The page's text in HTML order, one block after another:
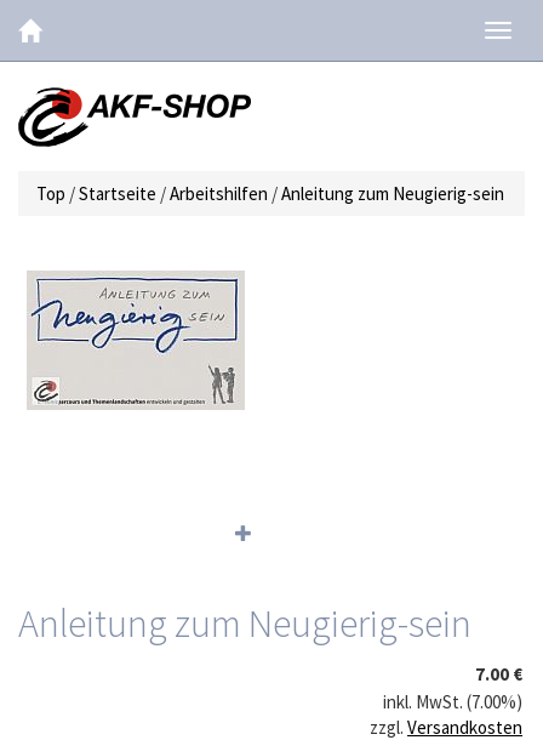
ein-/
Top /Startseite /Arbeitshilfen /Anleitung zum Neugierig-sein
Anleitung zum Neugierig-sein
7.00 €
inkl. MwSt. (7.00%)
zzgl. Versandkosten